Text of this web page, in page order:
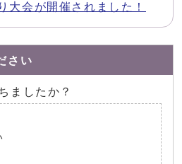
大会が開催されました！
さい
ましたか？